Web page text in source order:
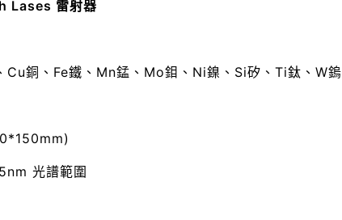
Lases 雷射器
銅、Fe鐵、Mn錳、Mo鉬、Ni鎳、Si矽、Ti鈦、W鎢
光譜範圍